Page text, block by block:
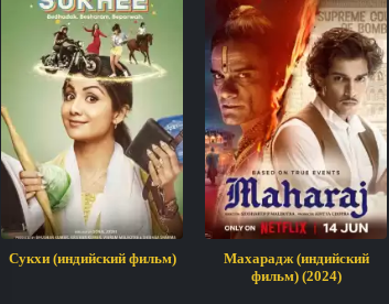
Сукхи (индийский фильм)
Махарадж (индийский
фильм) (2024)